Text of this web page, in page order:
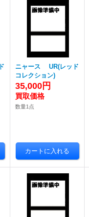
ニャース UR(レッド
コレクション)
35,000円
数量1点